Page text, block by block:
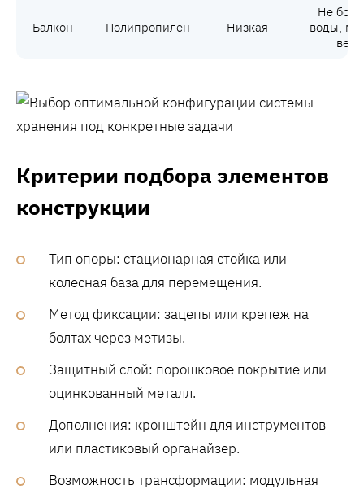
Балкон Полипропилен Низкая
Не
воды,
вес
Критерии подбора элементов
конструкции
Тип опоры: стационарная стойка или
колесная база для перемещения.
Метод фиксации: зацепы или крепеж на
болтах через метизы.
Защитный слой: порошковое покрытие или
оцинкованный металл.
Дополнения: кронштейн для инструментов
или пластиковый органайзер.
Возможность трансформации: модульная